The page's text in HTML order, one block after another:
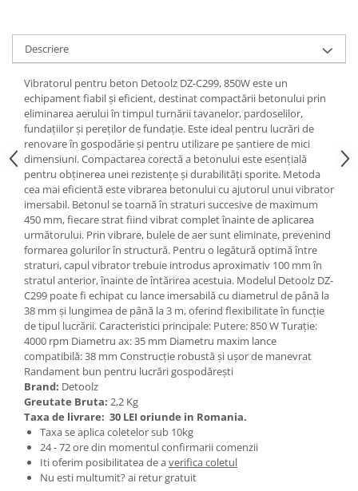
Incubatoare, oparitoare si
deplumatoare
Echipamente pentru animale
Aparate de tuns animale
Piese si accesorii aparate de tuns
animale
Tarcuri animale
Semanatori
Masini batut stalpi si accesorii
Roabe & accesorii
Casute gradina si cutii depozitare
Mobilier gradina
Corturi, Prelate si plase de
umbrire
Lopeti zapada
Zdrobitoare si teascuri
Teascuri
Zdrobitoare electrice
Zdrobitoare electrice & manuale
Zdrobitoare manuale
Masini de cusut si accesorii
Descriere
Vibratorul pentru beton Detoolz DZ-C299, 850W este un
echipament fiabil și eficient, destinat compactării betonului prin
eliminarea aerului în timpul turnării tavanelor, pardoselilor,
fundațiilor și pereților de fundație. Este ideal pentru lucrări de
renovare în gospodărie și pentru utilizare pe șantiere de mici
dimensiuni. Compactarea corectă a betonului este esențială
pentru obținerea unei rezistențe și durabilități sporite. Metoda
cea mai eficientă este vibrarea betonului cu ajutorul unui vibrator
imersabil. Betonul se toarnă în straturi succesive de maximum
450 mm, fiecare strat fiind vibrat complet înainte de aplicarea
următorului. Prin vibrare, bulele de aer sunt eliminate, prevenind
formarea golurilor în structură. Pentru o legătură optimă între
straturi, capul vibrator trebuie introdus aproximativ 100 mm în
stratul anterior, înainte de întărirea acestuia. Modelul Detoolz DZ-
C299 poate fi echipat cu lance imersabilă cu diametrul de până la
38 mm și lungimea de până la 3 m, oferind flexibilitate în funcție
de tipul lucrării. Caracteristici principale: Putere: 850 W Turație:
4000 rpm Diametru ax: 35 mm Diametru maxim lance
compatibilă: 38 mm Construcție robustă și ușor de manevrat
Randament bun pentru lucrări gospodărești
Brand: Detoolz
Greutate Bruta: 2,2 Kg
Taxa de livrare: 30 LEI oriunde in Romania.
Taxa se aplica coletelor sub 10kg
24 - 72 ore din momentul confirmarii comenzii
Iti oferim posibilitatea de averifica coletul
Nu esti multumit? ai retur gratuit